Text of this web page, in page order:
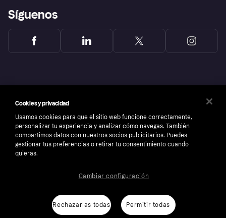
Síguenos
los derechos reservados. Klarna Bank AB (publ). Sveavägen 46, 111 34 Stockholm.
Número de empresa: 556737-0431
Aviso Sobre CookiesKlarna.com
Cookies y privacidad
Usamos cookies para que el sitio web funcione correctamente,
personalizar tu experiencia y analizar cómo navegas. También
compartimos datos con nuestros socios publicitarios. Puedes
gestionar tus preferencias o retirar tu consentimiento cuando
quieras.
Rechazarlas todas Permitir todas
Cambiar configuración